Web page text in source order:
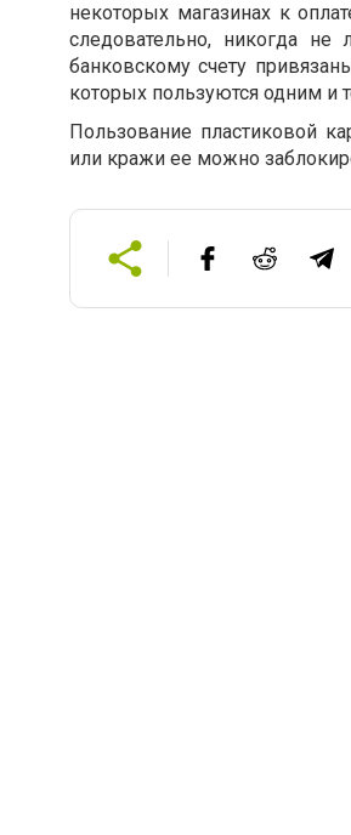
некоторых магазинах к
следовательно, никогда
банковскому счету
которых пользуются одним и
Пользование пластиковой
или кражи ее можно